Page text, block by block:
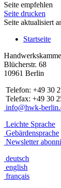
Seite empfehlen
Seite drucken
Seite aktualisiert
Startseite
Blücherstr. 68
10961 Berlin
Telefon: +49 30
Telefax: +49 30
info@hwk-
Leichte Sprache
Gebärdensprache
Newsletter
deutsch
english
français